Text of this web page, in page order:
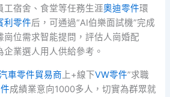
工宿舍、食堂等任務生涯奧迪零件環
利零件后，可通過“AI伯樂面試機”完成
崗位需求智能提問，評估人崗婚配
業選人用人供給參考。
車零件貿易商 上+線下VW零件”求職
成績業意向1000多人，切實為群眾就